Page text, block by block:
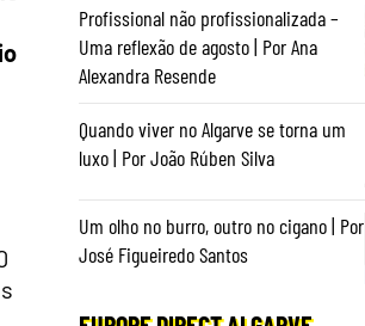
Profissional não profissionalizada –
Uma reflexão de agosto | Por Ana
Alexandra Resende
Quando viver no Algarve se torna um
luxo | Por João Rúben Silva
Um olho no burro, outro no cigano | Por
José Figueiredo Santos